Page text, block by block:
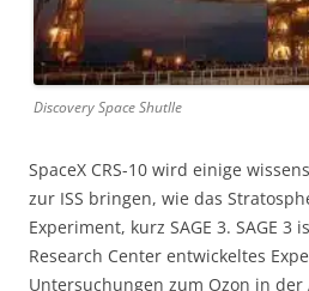
Discovery Space Shutlle
SpaceX CRS-10 wird einige
zur ISS bringen, wie das
Experiment, kurz SAGE 3. SAGE 3
Research Center entwickeltes
Untersuchungen zum Ozon in der